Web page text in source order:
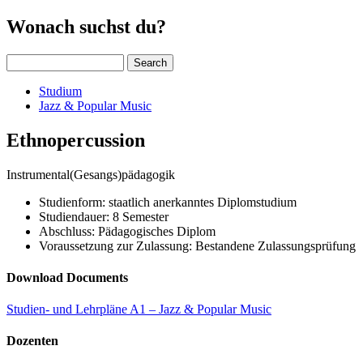
Wonach suchst du?
Studium
Jazz & Popular Music
Ethnopercussion
Instrumental­(Gesangs)­pädagogik
Studienform: staatlich anerkanntes Diplomstudium
Studiendauer: 8 Semester
Abschluss: Pädagogisches Diplom
Voraussetzung zur Zulassung: Bestandene Zulassungsprüfung
Download Documents
Studien- und Lehrpläne A1 – Jazz & Popular Music
Dozenten